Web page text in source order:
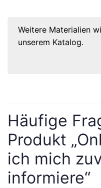
Weitere Materialien
unserem Katalog.
Häufige
Produkt
ich mich
informiere“